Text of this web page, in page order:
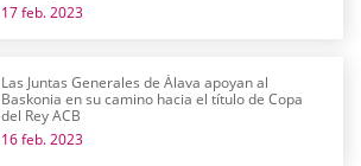
17 feb. 2023
Las Juntas Generales de Álava apoyan al
Baskonia en su camino hacia el título de Copa
del Rey ACB
16 feb. 2023